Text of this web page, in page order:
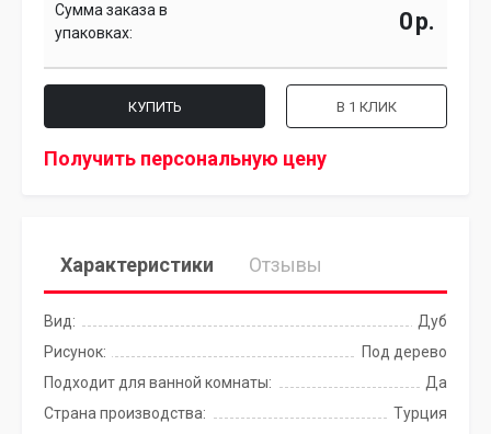
Сумма заказа в
упаковках:
р.
КУПИТЬ В 1 КЛИК
Получить персональную цену
Характеристики Отзывы
Вид:
Дуб
Рисунок:
Под дерево
Подходит для ванной комнаты:
Да
Страна производства:
Турция